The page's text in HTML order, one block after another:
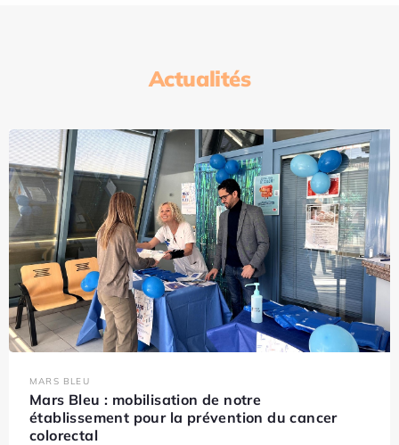
Actualités
MARS BLEU
Mars Bleu : mobilisation de notre
établissement pour la prévention du cancer
colorectal